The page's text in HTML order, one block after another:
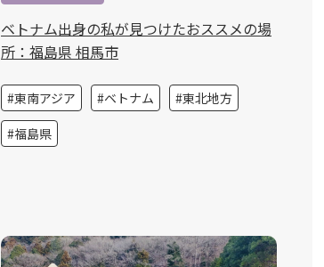
ベトナム出身の私が見つけたおススメの場
所：福島県 相馬市
東南アジア ベトナム
東北地方
福島県